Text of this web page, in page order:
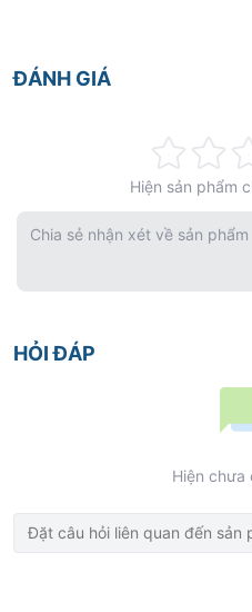
Với mã SH1312-05:
đường kính
(1.2mm)
Đóng khoảng nhổ răng
Giảm hô(hạng II)
ĐÁNH GIÁ
0%
Hiện sản phẩm
Chia sẻ nhận xét về sản phẩm
HỎI ĐÁP
Hiện chưa